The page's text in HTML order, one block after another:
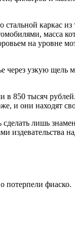
каркас из
масса
на уровне
через узкую щель
в 850 тысяч
и они находят
лишь
издевательства
потерпели фиаско.